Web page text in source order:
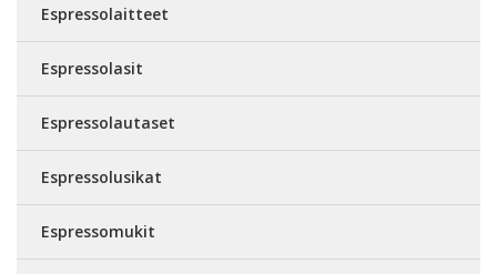
Espressolaitteet
Espressolasit
Espressolautaset
Espressolusikat
Espressomukit